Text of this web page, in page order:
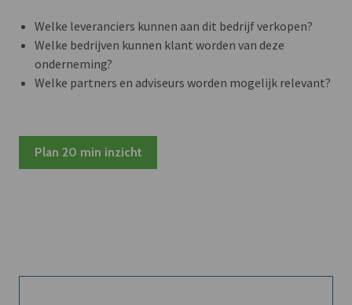
Welke leveranciers kunnen aan dit bedrijf verkopen?
Welke bedrijven kunnen klant worden van deze
onderneming?
Welke partners en adviseurs worden mogelijk relevant?
Plan 20 min inzicht